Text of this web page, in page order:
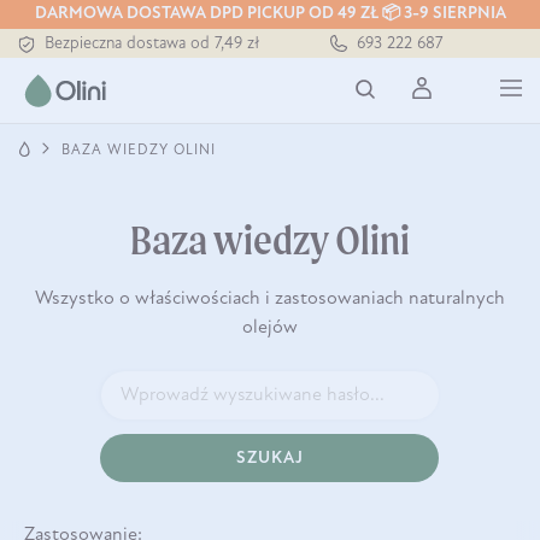
DARMOWA DOSTAWA DPD PICKUP OD 49 ZŁ 📦 3-9 SIERPNIA
Bezpieczna dostawa od 7,49 zł
Darmowa dostawa od 199 zł
Tłoczony zawsze na zimno
693 222 687
BAZA WIEDZY OLINI
Baza wiedzy Olini
Wszystko o właściwościach i zastosowaniach naturalnych
olejów
SZUKAJ
Zastosowanie: